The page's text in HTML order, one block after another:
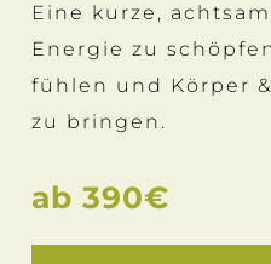
Eine kurze,
Energie zu
fühlen und Körper
zu bringen.
ab 390€